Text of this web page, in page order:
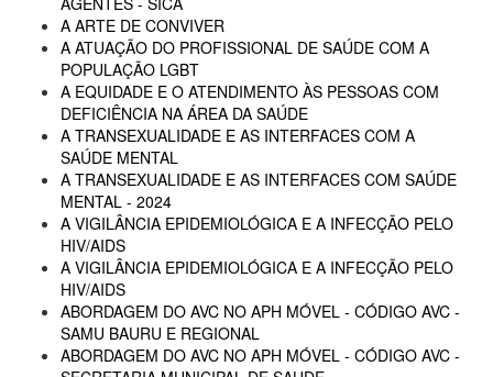
A ARTE DE CONVIVER
A ATUAÇÃO DO PROFISSIONAL DE SAÚDE COM A
POPULAÇÃO LGBT
A EQUIDADE E O ATENDIMENTO ÀS PESSOAS COM
DEFICIÊNCIA NA ÁREA DA SAÚDE
A TRANSEXUALIDADE E AS INTERFACES COM A
SAÚDE MENTAL
A TRANSEXUALIDADE E AS INTERFACES COM SAÚDE
MENTAL - 2024
A VIGILÂNCIA EPIDEMIOLÓGICA E A INFECÇÃO PELO
HIV/AIDS
A VIGILÂNCIA EPIDEMIOLÓGICA E A INFECÇÃO PELO
HIV/AIDS
ABORDAGEM DO AVC NO APH MÓVEL - CÓDIGO AVC -
SAMU BAURU E REGIONAL
ABORDAGEM DO AVC NO APH MÓVEL - CÓDIGO AVC -